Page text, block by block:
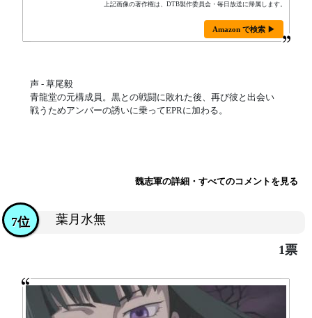
上記画像の著作権は、DTB製作委員会・毎日放送に帰属します。
Amazon で検索 ▶
声 - 草尾毅
青龍堂の元構成員。黒との戦闘に敗れた後、再び彼と出会い
戦うためアンバーの誘いに乗ってEPRに加わる。
魏志軍の詳細・すべてのコメントを見る
葉月水無
7位
1票